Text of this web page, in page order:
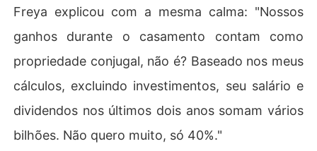
Freya explicou com a mesma calma: "Nossos
ganhos durante o casamento contam como
propriedade conjugal, não é? Baseado nos meus
cálculos, excluindo investimentos, seu salário e
dividendos nos últimos dois anos somam vários
bilhões. Não quero muito, só 40%."